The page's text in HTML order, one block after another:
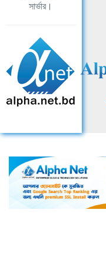
সার্ভার।